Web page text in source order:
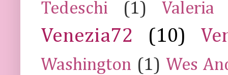
Tedeschi
(1) Valeria
Venezia72 (10)
Washington (1) Wes